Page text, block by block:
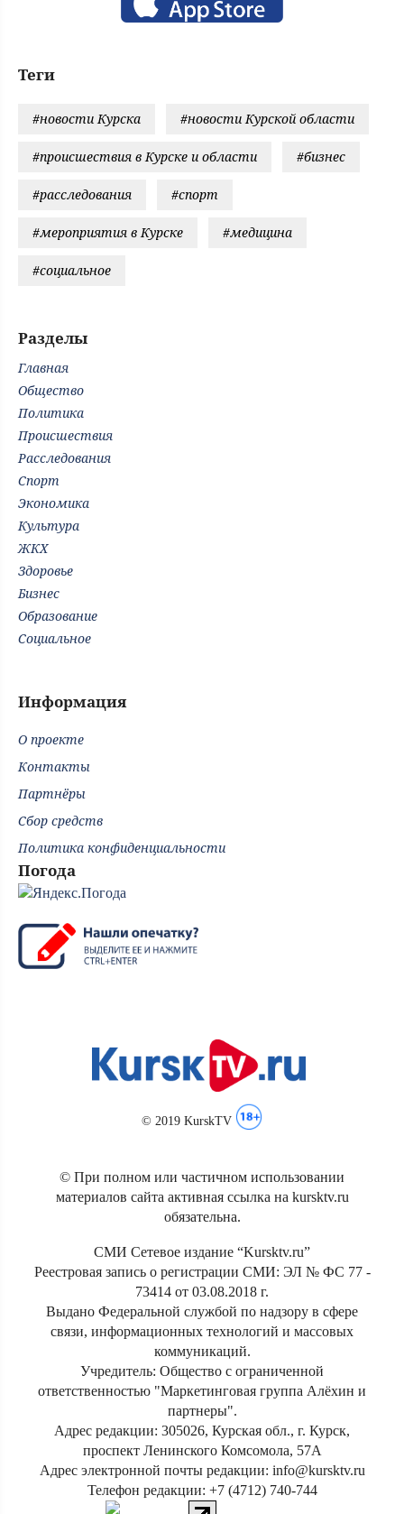
Теги
#новости Курска #новости Курской области
#происшествия в Курске и области #бизнес
#расследования #спорт
#мероприятия в Курске #медицина
#социальное
Разделы
Главная
Общество
Политика
Происшествия
Расследования
Спорт
Экономика
Культура
ЖКХ
Здоровье
Бизнес
Образование
Социальное
Информация
О проекте
Контакты
Партнёры
Сбор средств
Политика конфиденциальности
Погода
© 2019 KurskTV
© При полном или частичном использовании
материалов сайта активная ссылка на kursktv.ru
обязательна.
СМИ Сетевое издание “Kursktv.ru”
Реестровая запись о регистрации СМИ: ЭЛ № ФС 77 -
73414 от 03.08.2018 г.
Выдано Федеральной службой по надзору в сфере
связи, информационных технологий и массовых
коммуникаций.
Учредитель: Общество с ограниченной
ответственностью "Маркетинговая группа Алёхин и
партнеры".
Адрес редакции: 305026, Курская обл., г. Курск,
проспект Ленинского Комсомола, 57А
Адрес электронной почты редакции: info@kursktv.ru
Телефон редакции: +7 (4712) 740-744